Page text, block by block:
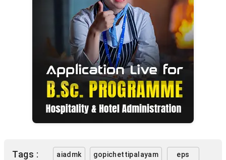
Tags : aiadmk gopichettipalayam eps